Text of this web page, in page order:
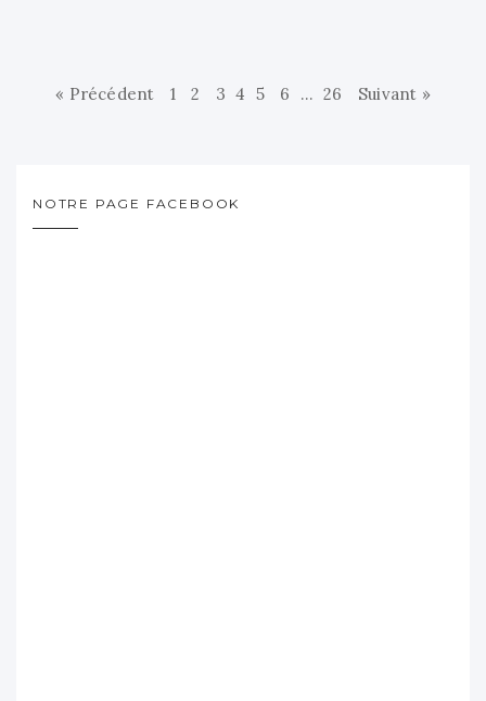
« Précédent 1 2 3 4 5 6 … 26 Suivant »
NOTRE PAGE FACEBOOK